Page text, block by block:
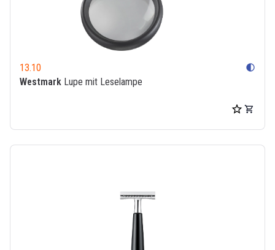
13.10 contrast
Westmark Lupe mit Leselampe